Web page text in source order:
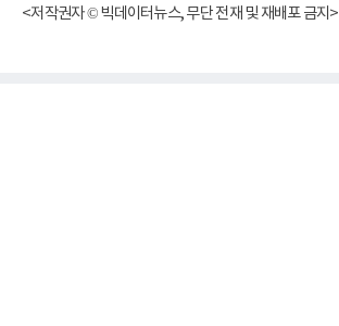
<저작권자 © 빅데이터뉴스, 무단 전재 및 재배포 금지>